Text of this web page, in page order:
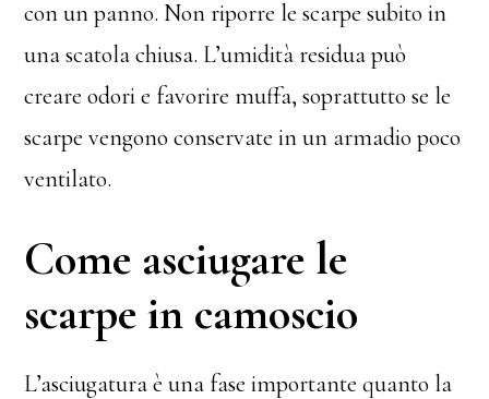
con un panno. Non riporre le scarpe subito in
una scatola chiusa. L’umidità residua può
creare odori e favorire muffa, soprattutto se le
scarpe vengono conservate in un armadio poco
ventilato.
Come asciugare le
scarpe in camoscio
L’asciugatura è una fase importante quanto la